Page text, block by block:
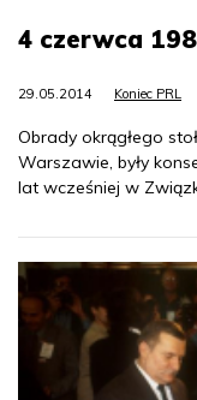
4 czerwca
29.05.2014 Koniec PRL
Obrady okrągłego
Warszawie, były
lat wcześniej w